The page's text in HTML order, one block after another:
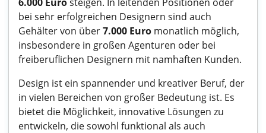
bei sehr erfolgreichen Designern sind auch
Gehälter von über7.000 Euro monatlich möglich,
insbesondere in großen Agenturen oder bei
freiberuflichen Designern mit namhaften Kunden.
Design ist ein spannender und kreativer Beruf, der
in vielen Bereichen von großer Bedeutung ist. Es
bietet die Möglichkeit, innovative Lösungen zu
entwickeln, die sowohl funktional als auch